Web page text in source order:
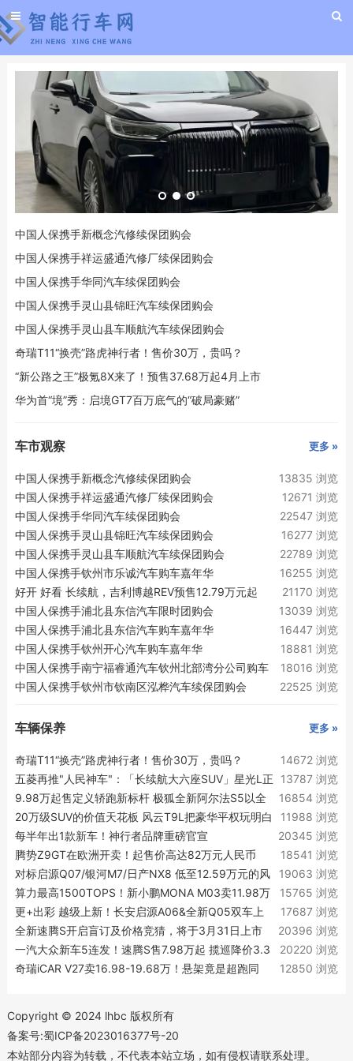
中国人保携手新概念汽修续保团购会
中国人保携手祥运盛通汽修厂续保团购会
中国人保携手华同汽车续保团购会
中国人保携手灵山县锦旺汽车续保团购会
中国人保携手灵山县车顺航汽车续保团购会
奇瑞T11“换壳”路虎神行者！售价30万，贵吗？
“新公路之王”极氪8X来了！预售37.68万起4月上市
华为首“境”秀：启境GT7百万底气的“破局豪赌”
车市观察 更多 »
中国人保携手新概念汽修续保团购会
13835 浏览
中国人保携手祥运盛通汽修厂续保团购会
12671 浏览
中国人保携手华同汽车续保团购会
22547 浏览
中国人保携手灵山县锦旺汽车续保团购会
16277 浏览
中国人保携手灵山县车顺航汽车续保团购会
22789 浏览
中国人保携手钦州市乐诚汽车购车嘉年华
16255 浏览
好开 好看 长续航，吉利博越REV预售12.79万元起
21170 浏览
中国人保携手浦北县东信汽车限时团购会
13039 浏览
中国人保携手浦北县东信汽车购车嘉年华
16447 浏览
中国人保携手钦州开心汽车购车嘉年华
18881 浏览
中国人保携手南宁福睿通汽车钦州北部湾分公司购车
嘉年华
18016 浏览
中国人保携手钦州市钦南区泓桦汽车续保团购会
22525 浏览
车辆保养 更多 »
奇瑞T11“换壳”路虎神行者！售价30万，贵吗？
14672 浏览
五菱再推"人民神车"：「长续航大六座SUV」星光L正
式亮相！
13787 浏览
9.98万起售定义轿跑新标杆 极狐全新阿尔法S5以全
维越级实力律动上市
16854 浏览
20万级SUV的价值天花板 风云T9L把豪华平权玩明白
了
11988 浏览
每半年出1款新车！神行者品牌重磅官宣
20345 浏览
腾势Z9GT在欧洲开卖！起售价高达82万元人民币
18541 浏览
对标启源Q07/银河M7/日产NX8 低至12.59万元的风
云T9L超了谁的车？
19063 浏览
算力最高1500TOPS！新小鹏MONA M03卖11.98万
起
15765 浏览
更+出彩 越级上新！长安启源A06&全新Q05双车上
新实力越级
17687 浏览
全新速腾S开启盲订及价格竞猜，将于3月31日上市
20396 浏览
一汽大众新车5连发！速腾S售7.98万起 揽巡降价3.3
万
20220 浏览
奇瑞iCAR V27卖16.98-19.68万！悬架竟是超跑同
12850 浏览
Copyright © 2024 lhbc 版权所有
备案号:蜀ICP备2023016377号-20
本站部分内容为转载，不代表本站立场，如有侵权请联系处理。